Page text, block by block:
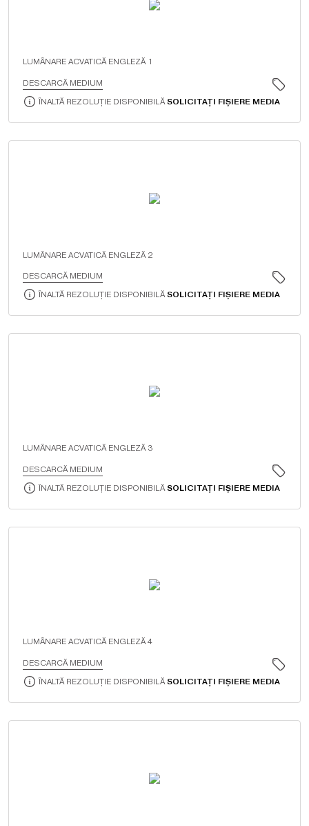
LUMÂNARE ACVATICĂ ENGLEZĂ 1
DESCARCĂ MEDIUM
ÎNALTĂ REZOLUȚIE DISPONIBILĂ SOLICITAȚI FIȘIERE MEDIA
LUMÂNARE ACVATICĂ ENGLEZĂ 2
DESCARCĂ MEDIUM
ÎNALTĂ REZOLUȚIE DISPONIBILĂSOLICITAȚI FIȘIERE MEDIA
LUMÂNARE ACVATICĂ ENGLEZĂ 3
DESCARCĂ MEDIUM
ÎNALTĂ REZOLUȚIE DISPONIBILĂSOLICITAȚI FIȘIERE MEDIA
LUMÂNARE ACVATICĂ ENGLEZĂ 4
DESCARCĂ MEDIUM
ÎNALTĂ REZOLUȚIE DISPONIBILĂ SOLICITAȚI FIȘIERE MEDIA